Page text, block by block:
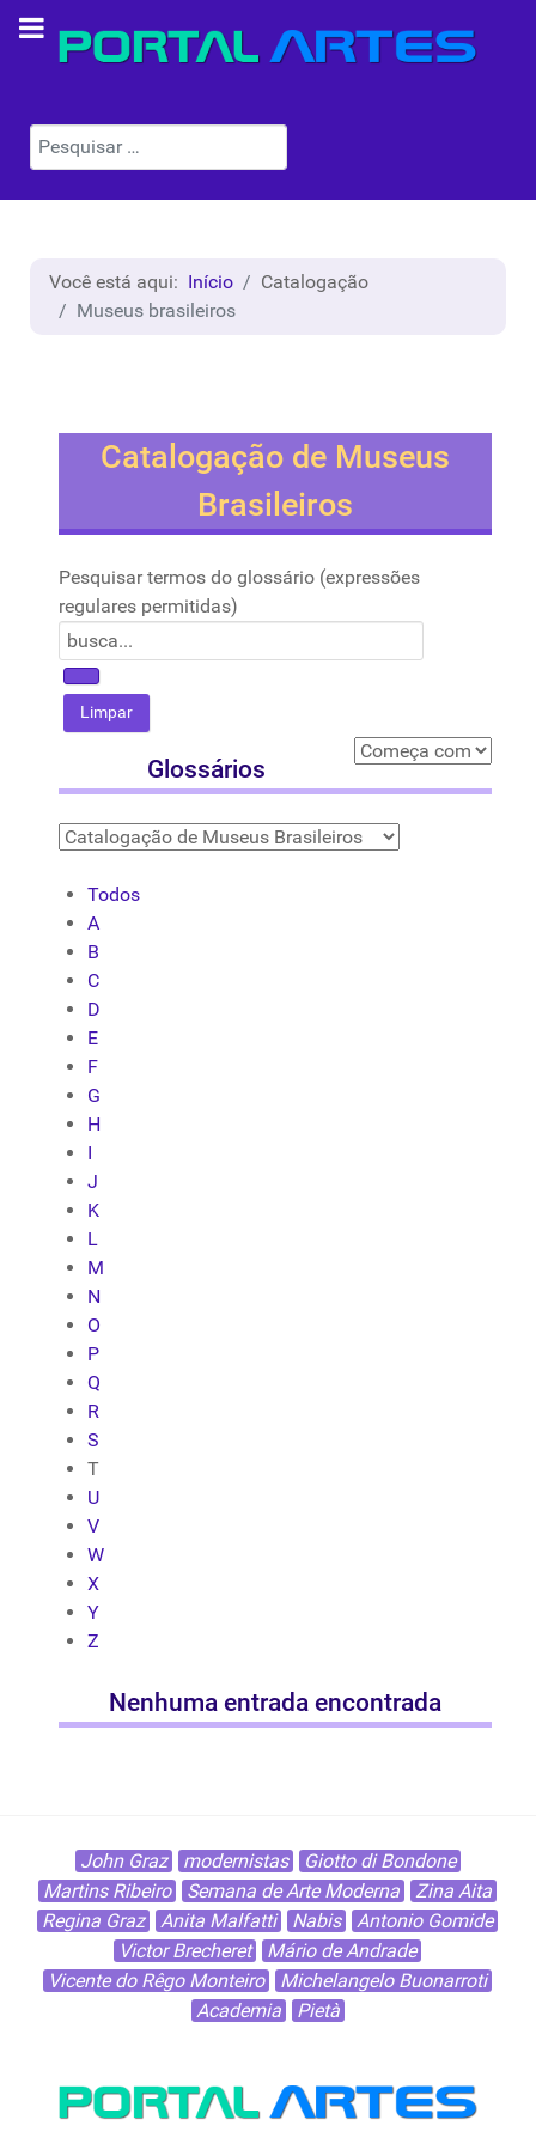
Pesquisar
Você está aqui: Início
Catalogação
Museus brasileiros
Catalogação de Museus
Brasileiros
Pesquisar termos do glossário (expressões
regulares permitidas)
Glossários
Todos
A
B
C
D
E
F
G
H
I
J
K
L
M
N
O
P
Q
R
S
T
U
V
W
X
Y
Z
Nenhuma entrada encontrada
John Graz modernistas
Giotto di Bondone
Martins Ribeiro
Semana de Arte Moderna
Zina Aita
Regina Graz
Anita Malfatti Nabis
Antonio Gomide
Victor Brecheret
Mário de Andrade
Vicente do Rêgo Monteiro
Michelangelo Buonarroti
Academia
Pietà